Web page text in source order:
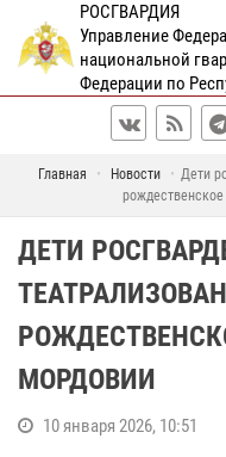
РОСГВАРДИЯ
Управление
национальной
Федерации по
Главная Новости
Дети
ДЕТИ
МОРДОВИИ
10 января 2026, 10:51